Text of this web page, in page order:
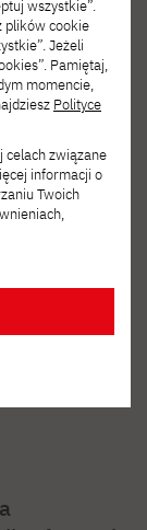
filmowe!
wszystkie”.
plików cookie
Jeżeli
Pamiętaj,
momencie,
Polityce
celach związane
informacji o
Twoich